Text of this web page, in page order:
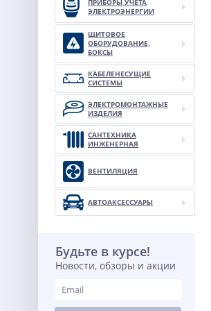
ПРИБОРЫ УЧЕТА
ЭЛЕКТРОЭНЕРГИИ
ЩИТОВОЕ
ОБОРУДОВАНИЕ,
БОКСЫ
КАБЕЛЕНЕСУЩИЕ
СИСТЕМЫ
ЭЛЕКТРОМОНТАЖНЫЕ
ИЗДЕЛИЯ
САНТЕХНИКА
ИНЖЕНЕРНАЯ
ВЕНТИЛЯЦИЯ
АВТОАКСЕССУАРЫ
Будьте в курсе!
Новости, обзоры и акции